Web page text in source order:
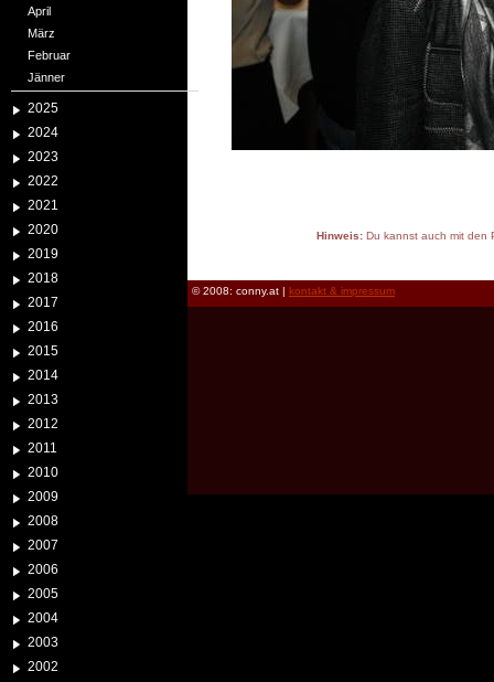
April
März
Februar
Jänner
2025
2024
2023
2022
2021
2020
2019
2018
2017
2016
2015
2014
2013
2012
2011
2010
2009
2008
2007
2006
2005
2004
2003
2002
Hinweis:Du kannst auch mit den
© 2008: conny.at | kontakt & impressum